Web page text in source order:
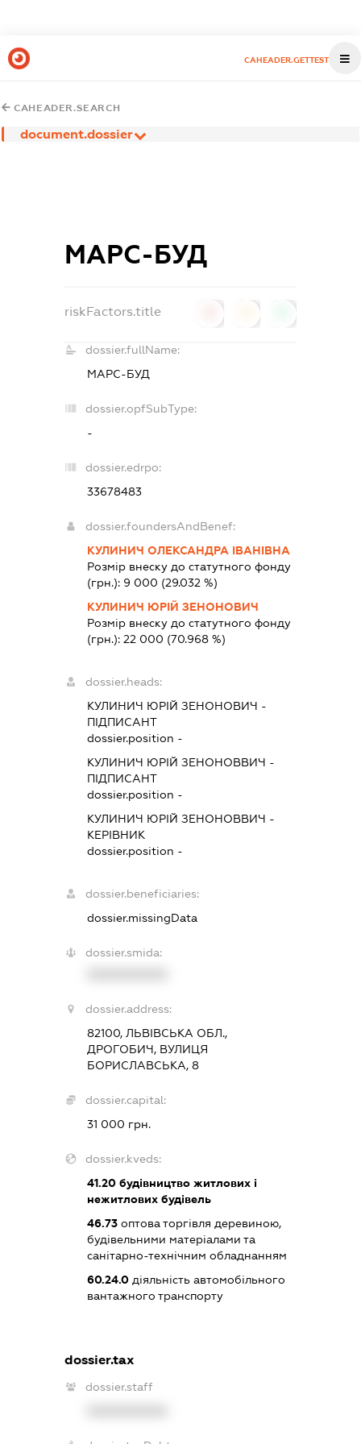
CAHEADER.GETTEST
CAHEADER.SEARCH
document.dossier
МАРС-БУД
riskFactors.title
dossier.fullName:
МАРС-БУД
dossier.opfSubType:
-
dossier.edrpo:
33678483
dossier.foundersAndBenef:
КУЛИНИЧ ОЛЕКСАНДРА ІВАНІВНА
Розмір внеску до статутного фонду
(грн.): 9 000 (29.032 %)
КУЛИНИЧ ЮРІЙ ЗЕНОНОВИЧ
Розмір внеску до статутного фонду
(грн.):22 000 (70.968 %)
dossier.heads:
КУЛИНИЧ ЮРІЙ ЗЕНОНОВИЧ -
ПІДПИСАНТ
dossier.position -
КУЛИНИЧ ЮРІЙ ЗЕНОНОВВИЧ -
ПІДПИСАНТ
dossier.position -
КУЛИНИЧ ЮРІЙ ЗЕНОНОВВИЧ -
КЕРІВНИК
dossier.position -
dossier.beneficiaries:
dossier.missingData
dossier.smida:
dossier.address:
82100, ЛЬВІВСЬКА ОБЛ.,
ДРОГОБИЧ, ВУЛИЦЯ
БОРИСЛАВСЬКА, 8
dossier.capital:
31 000 грн.
dossier.kveds:
41.20 будівництво житлових і
нежитлових будівель
46.73 оптова торгівля деревиною,
будівельними матеріалами та
санітарно-технічним обладнанням
60.24.0 діяльність автомобільного
вантажного транспорту
dossier.tax
dossier.staff